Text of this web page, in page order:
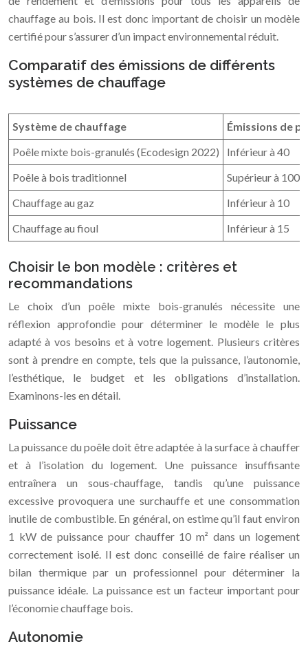
chauffage au bois. Il est donc important de choisir un modèle
certifié pour s’assurer d’un impact environnemental réduit.
Comparatif des émissions de différents
systèmes de chauffage
Système de chauffage
Émissions de
Poêle mixte bois-granulés (Ecodesign 2022)
Inférieur à 40
Poêle à bois traditionnel
Supérieur à 100
Chauffage au gaz
Inférieur à 10
Chauffage au fioul
Inférieur à 15
Choisir le bon modèle : critères et
recommandations
Le choix d’un poêle mixte bois-granulés nécessite une
réflexion approfondie pour déterminer le modèle le plus
adapté à vos besoins et à votre logement. Plusieurs critères
sont à prendre en compte, tels que la puissance, l’autonomie,
l’esthétique, le budget et les obligations d’installation.
Examinons-les en détail.
Puissance
La puissance du poêle doit être adaptée à la surface à chauffer
et à l’isolation du logement. Une puissance insuffisante
entraînera un sous-chauffage, tandis qu’une puissance
excessive provoquera une surchauffe et une consommation
inutile de combustible. En général, on estime qu’il faut environ
1 kW de puissance pour chauffer 10 m² dans un logement
correctement isolé. Il est donc conseillé de faire réaliser un
bilan thermique par un professionnel pour déterminer la
puissance idéale. La puissance est un facteur important pour
l’économie chauffage bois.
Autonomie